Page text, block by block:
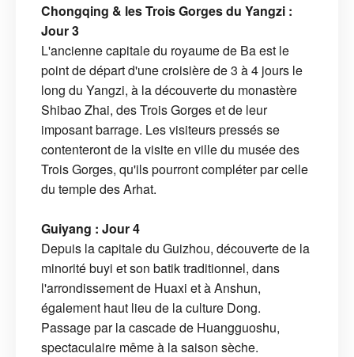
Chongqing & les Trois Gorges du Yangzi :
Jour 3
L'ancienne capitale du royaume de Ba est le
point de départ d'une croisière de 3 à 4 jours le
long du Yangzi, à la découverte du monastère
Shibao Zhai, des Trois Gorges et de leur
imposant barrage. Les visiteurs pressés se
contenteront de la visite en ville du musée des
Trois Gorges, qu'ils pourront compléter par celle
du temple des Arhat.
Guiyang : Jour 4
Depuis la capitale du Guizhou, découverte de la
minorité buyi et son batik traditionnel, dans
l'arrondissement de Huaxi et à Anshun,
également haut lieu de la culture Dong.
Passage par la cascade de Huangguoshu,
spectaculaire même à la saison sèche.